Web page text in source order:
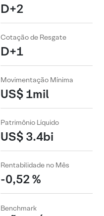
D+2
Cotação de Resgate
D+1
Movimentação Mínima
US$ 1mil
Patrimônio Líquido
US$ 3.4bi
Rentabilidade no Mês
-0,52 %
Benchmark